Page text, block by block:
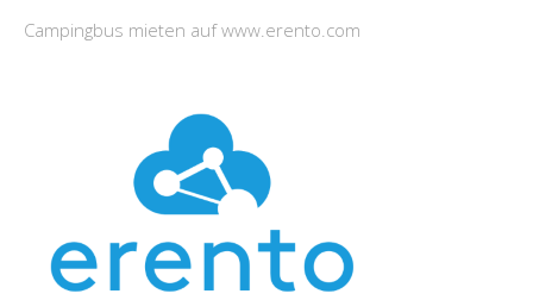
Campingbus mieten auf www.erento.com